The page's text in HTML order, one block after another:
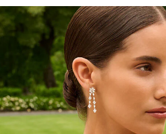
高品質のダイヤモンド及
トーンは、ひとつひとつ
の個性を有する天然の素
め、同製品間においてカ
び石数、クオリティ等が
る場合があります。ご不
クライアントインフォメ
でお問合せ下さい。